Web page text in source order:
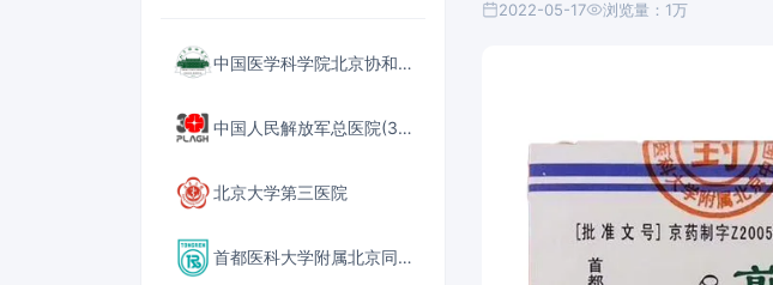
中国医学科学院北京协和医院
中国人民解放军总医院(301医院)
北京大学第三医院
首都医科大学附属北京同仁医院
2022-05-17 浏览量：1万